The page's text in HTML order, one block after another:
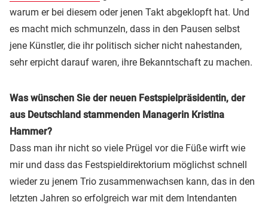
warum er bei diesem oder jenen Takt abgeklopft hat. Und
es macht mich schmunzeln, dass in den Pausen selbst
jene Künstler, die ihr politisch sicher nicht nahestanden,
sehr erpicht darauf waren, ihre Bekanntschaft zu machen.
Was wünschen Sie der neuen Festspielpräsidentin, der
aus Deutschland stammenden Managerin Kristina
Hammer?
Dass man ihr nicht so viele Prügel vor die Füße wirft wie
mir und dass das Festspieldirektorium möglichst schnell
wieder zu jenem Trio zusammenwachsen kann, das in den
letzten Jahren so erfolgreich war mit dem Intendanten